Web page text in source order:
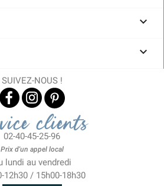


SUIVEZ-NOUS !
clients
02-40-45-25-96
Prix d'un appel local
lundi au vendredi
12h30 / 15h00-18h30